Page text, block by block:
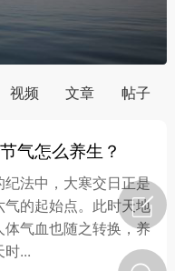
问答
视频 文章 帖子
气怎么养生？
纪法中，大寒交日正是
气的起始点。此时天地
体气血也随之转换，养
时...